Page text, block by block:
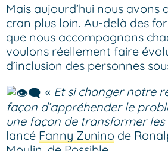
Mais aujourd’hui nous avons
cran plus loin. Au-delà des
que nous accompagnons
voulons réellement faire
d’inclusion des personnes
« Et si changer notre
façon d’appréhender le
une façon de transformer les
lancé Fanny Zunino de